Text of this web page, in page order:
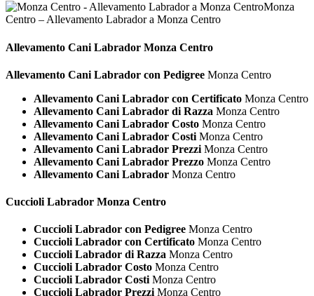
Monza
Centro – Allevamento Labrador a Monza Centro
Allevamento Cani Labrador Monza Centro
Allevamento Cani Labrador con Pedigree Monza Centro
Allevamento Cani Labrador con Certificato Monza Centro
Allevamento Cani Labrador di Razza Monza Centro
Allevamento Cani Labrador Costo Monza Centro
Allevamento Cani Labrador Costi Monza Centro
Allevamento Cani Labrador Prezzi Monza Centro
Allevamento Cani Labrador Prezzo Monza Centro
Allevamento Cani Labrador Monza Centro
Cuccioli Labrador Monza Centro
Cuccioli Labrador con Pedigree Monza Centro
Cuccioli Labrador con Certificato Monza Centro
Cuccioli Labrador di Razza Monza Centro
Cuccioli Labrador Costo Monza Centro
Cuccioli Labrador CostiMonza Centro
Cuccioli Labrador PrezziMonza Centro